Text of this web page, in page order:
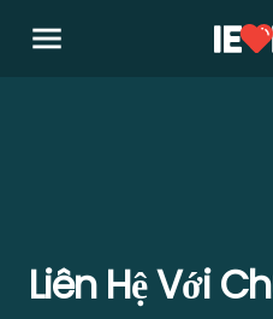
menu
Liên Hệ Với